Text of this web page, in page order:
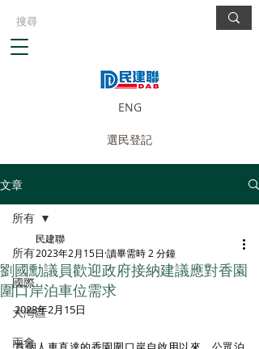
ENG
選民登記
文章
所有
國際
大灣區
兩會
所有
劉國勳議員歡迎政府接納建議應對香園
圍口岸泊車位需求
民建聯
2023年2月15日 讀畢需時 2 分鐘
2023年2月15日